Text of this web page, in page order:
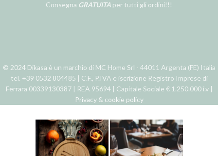
Consegna GRATUITA per tutti gli ordini!!!
© 2024 Dikasa è un marchio di MC Home Srl - 44011 Argenta (FE) Italia
tel. +39 0532 804485 | C.F., P.IVA e iscrizione Registro Imprese di
Ferrara 00339130387 | REA 95694 | Capitale Sociale € 1.250.000 i.v |
Privacy & cookie policy